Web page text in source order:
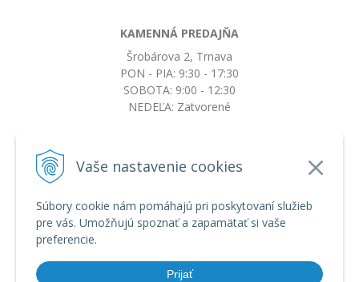
Vaše nastavenie cookies
Súbory cookie nám pomáhajú pri poskytovaní služieb
pre vás. Umožňujú spoznať a zapamätať si vaše
preferencie.
Prijať
KAMENNÁ PREDAJŇA
Šrobárova 2, Trnava
PON - PIA: 9:30 - 17:30
SOBOTA: 9:00 - 12:30
NEDEĽA: Zatvorené
objednavky@botkydorobotky.sk
VŠETKO O NÁKUPE
Ochrana osobných údajov